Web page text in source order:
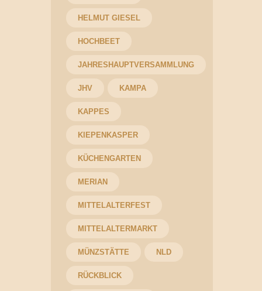
HELMUT GIESEL
HOCHBEET
JAHRESHAUPTVERSAMMLUNG
JHV KAMPA
KAPPES
KIEPENKASPER
KÜCHENGARTEN
MERIAN
MITTELALTERFEST
MITTELALTERMARKT
MÜNZSTÄTTE NLD
RÜCKBLICK